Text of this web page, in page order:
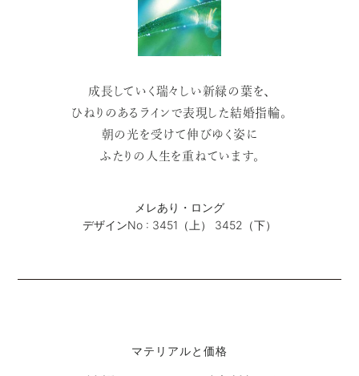
成長していく瑞々しい新緑の葉を、
ひねりのあるラインで表現した結婚指輪。
朝の光を受けて伸びゆく姿に
ふたりの人生を重ねています。
メレあり・ロング
デザインNo : 3451（上） 3452（下）
マテリアルと価格